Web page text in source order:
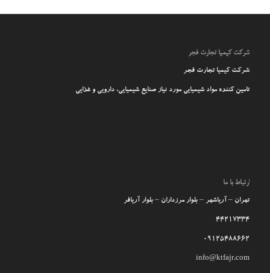
شرکت کیمیا تجارت فجر
شرکت کیمیا تجارت فجر
تامین کننده مواد شیمیایی مورد نیاز صنایع شیمیایی، دارویی و غذایی
ارتباط با ما
تهران – آریاشهر – بلوار مرزداران – بلوار آریافر
44217334
09125488662
info@ktfajr.com